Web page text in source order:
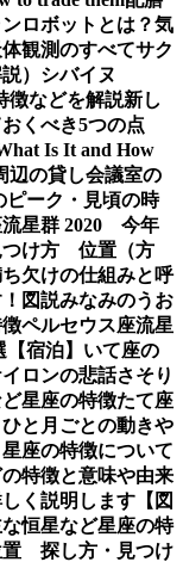
ロボットとは？気
観測のすべてサク
） シバイヌ
徴などを解説新し
くべき5つの点
Is It and How
辺の貸し会議室の
ピーク・見頃の時
流星群 2020 今年
つけ方 位置（方
ち欠けの仕組みと呼
図説みなみのうお
ペルセウス座流星
宿泊】 いて座の
ロンの悲話さそり
星座の特徴たて座
と月ごとの動きや
座の特徴について
特徴と意味や由来
く説明します【図
恒星など星座の特
置 探し方・見つけ